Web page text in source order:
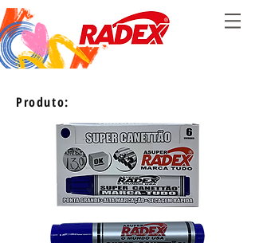
Produto: